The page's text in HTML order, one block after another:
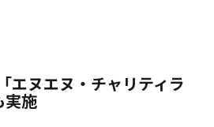
エヌエヌ・チャリティラ
実施